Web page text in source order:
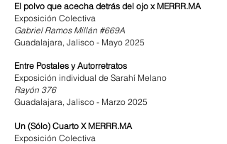
El polvo que acecha detrás del ojo x MERRR.MA
Exposición Colectiva
Gabriel Ramos Millán #669A
Guadalajara, Jalisco - Mayo 2025
Entre Postales y Autorretratos
Exposición individual de Sarahí Melano
Rayón 376
Guadalajara, Jalisco - Marzo 2025
Un (Sólo) Cuarto X MERRR.MA
Exposición Colectiva